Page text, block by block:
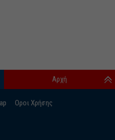
Οροι Χρήσης
Αρχή